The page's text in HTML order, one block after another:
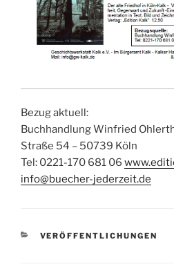
Bezug aktuell:
Buchhandlung Winfried
Straße 54 – 50739 Köln
Tel: 0221-170 681 06
info@buecher-jederzeit.de
KATEGORIEN
VERÖFFENTLICHUNGEN